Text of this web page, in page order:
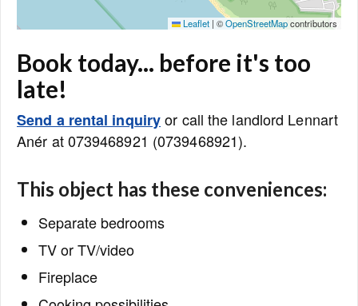
Leaflet | ©OpenStreetMapcontributors
Book today... before it's too
late!
Send a rental inquiryor call the landlord Lennart
Anér at 0739468921 (0739468921).
This object has these conveniences:
Separate bedrooms
TV or TV/video
Fireplace